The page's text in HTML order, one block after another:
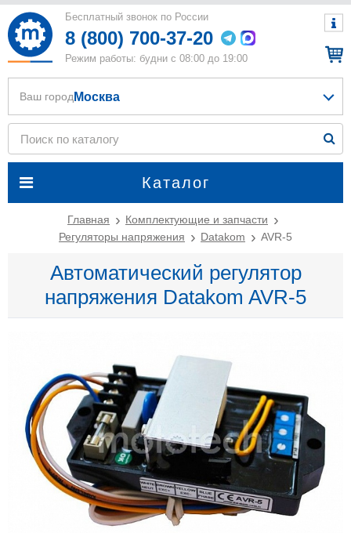
Бесплатный звонок по России
8 (800) 700-37-20
Режим работы: будни с 08:00 до 19:00
Каталог
Ваш город Москва
Главная
Комплектующие и запчасти
Регуляторы напряжения
Datakom AVR-5
Автоматический регулятор
напряжения Datakom AVR-5